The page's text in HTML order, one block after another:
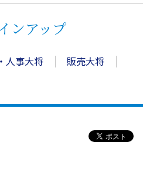
ンアップ
人事大将
販売大将